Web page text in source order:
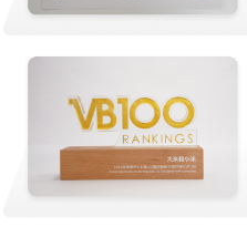
山东省济南市市中区
厦门思明中心
厦门市思明区莲花南
合肥包河中心
安徽省合肥市包河区